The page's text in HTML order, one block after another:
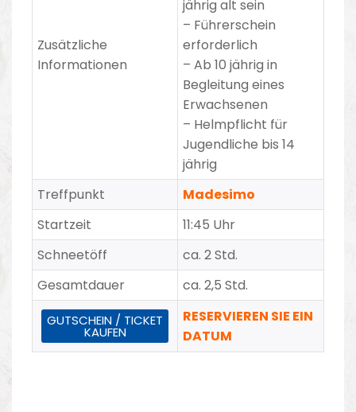
Zusätzliche
Informationen
jährig alt sein
– Führerschein
erforderlich
– Ab 10 jährig in
Begleitung eines
Erwachsenen
– Helmpflicht für
Jugendliche bis 14
jährig
Treffpunkt
Madesimo
Startzeit
11:45 Uhr
Schneetöff
ca. 2 Std.
Gesamtdauer
ca. 2,5 Std.
GUTSCHEIN / TICKET
KAUFEN
RESERVIEREN SIE EIN
DATUM